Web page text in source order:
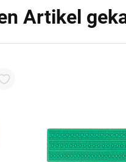
Artikel